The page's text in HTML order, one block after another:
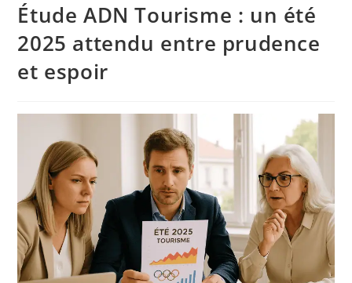
Étude ADN Tourisme : un été
2025 attendu entre prudence
et espoir